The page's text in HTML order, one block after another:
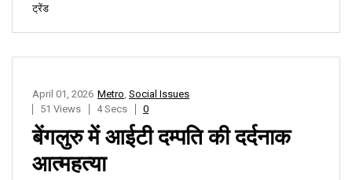
ट्रेंड
Metro Social Issues
April 01, 2026
51 Views
4 Secs 0
बेंगलुरु में आईटी दम्पति की दर्दनाक
आत्महत्या